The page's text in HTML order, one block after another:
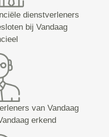
dienstverleners
bij Vandaag
van Vandaag
erkend